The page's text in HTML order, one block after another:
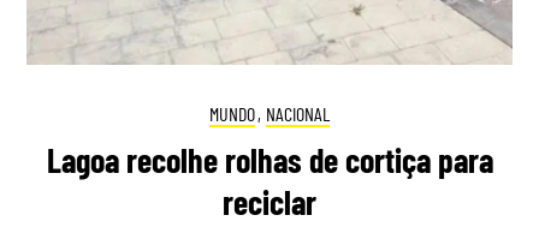
MUNDO, NACIONAL
Lagoa recolhe rolhas de cortiça para
reciclar